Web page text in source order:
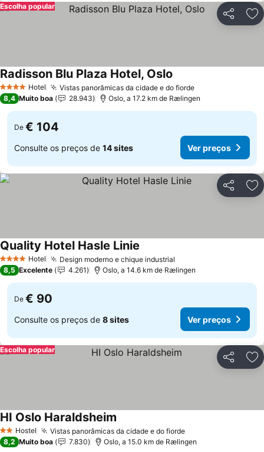
Partilhar
Escolha popular
4 EstrelasHotel Vistas panorâmicas da cidade e do fiorde
Radisson Blu Plaza Hotel, Oslo
8,4 Muito boa 28.943 Oslo, a 17.2 km de Rælingen
De € 104
Consulte os preços de 14 sites Ver preços
Partilhar
4 EstrelasHotel Design moderno e chique industrial
Quality Hotel Hasle Linie
8,5 Excelente 4.261 Oslo, a 14.6 km de Rælingen
De € 90
Consulte os preços de 8 sites Ver preços
Partilhar
Escolha popular
2 Estrelas
Hostel Vistas panorâmicas da cidade e do fiorde
HI Oslo Haraldsheim
8,2 Muito boa 7.830 Oslo, a 15.0 km de Rælingen